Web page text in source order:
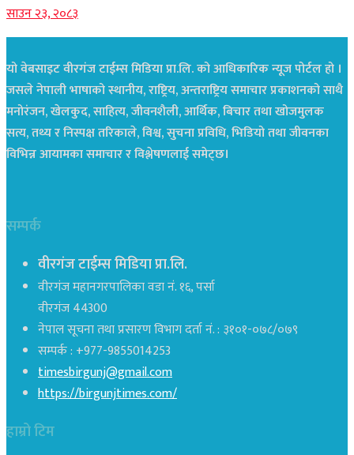
साउन २३, २०८३
यो वेबसाइट वीरगंज टाईम्स मिडिया प्रा.लि. को आधिकारिक न्यूज पोर्टल हो ।
जसले नेपाली भाषाको स्थानीय, राष्ट्रिय, अन्तराष्ट्रिय समाचार प्रकाशनको साथै
मनोरंजन, खेलकुद, साहित्य, जीवनशैली, आर्थिक, बिचार तथा खोजमुलक
सत्य, तथ्य र निस्पक्ष तरिकाले, विश्व, सुचना प्रविधि, भिडियो तथा जीवनका
विभिन्न आयामका समाचार र विश्लेषणलाई समेट्छ।
सम्पर्क
वीरगंज टाईम्स मिडिया प्रा.लि.
वीरगंज महानगरपालिका वडा नं. १६, पर्सा
वीरगंज 44300
नेपाल सूचना तथा प्रसारण विभाग दर्ता नं. : ३१०१-०७८/०७९
सम्पर्क : +977-9855014253
timesbirgunj@gmail.com
https://birgunjtimes.com/
हाम्रो टिम